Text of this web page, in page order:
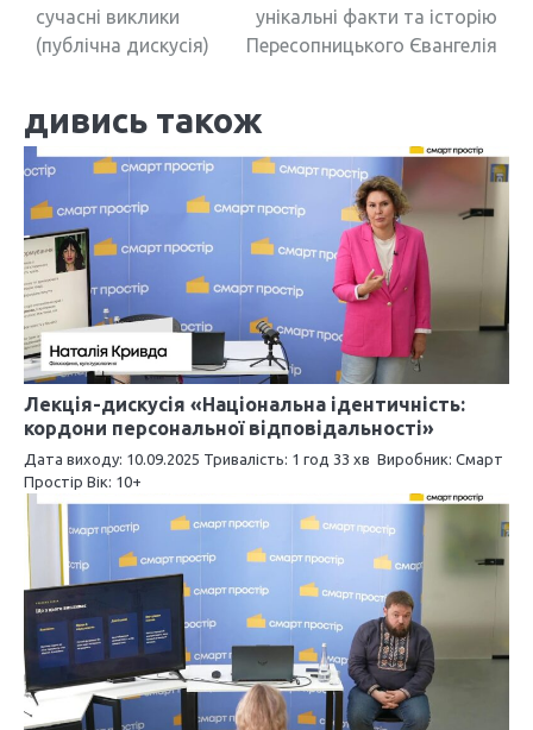
в
г
а
і
я
з
а
п
и
с
і
в
сучасні виклики
(публічна дискусія)
унікальні факти та історію
Пересопницького Євангелія
дивись також
Лекція-дискусія «Національна ідентичність:
кордони персональної відповідальності»
Дата виходу: 10.09.2025 Тривалість: 1 год 33 хв Виробник: Смарт
Простір Вік: 10+